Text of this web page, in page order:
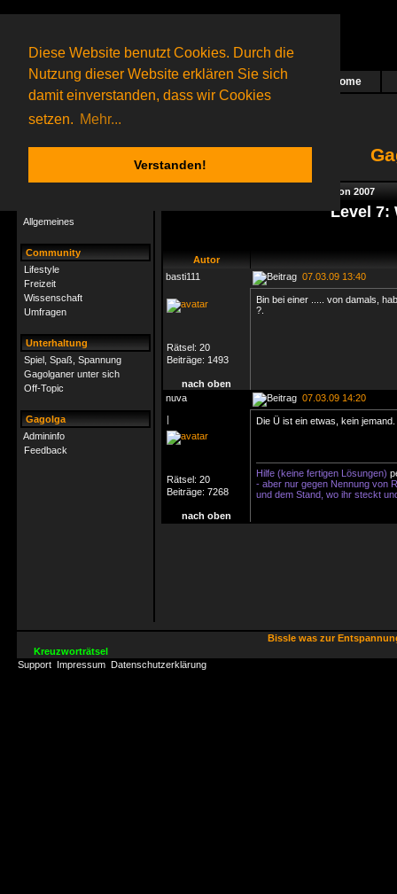
Diese Website benutzt Cookies. Durch die
Nutzung dieser Website erklären Sie sich
damit einverstanden, dass wir Cookies
setzen. Mehr...
Verstanden!
Das nächste Rätsel ist in Arbeit Home
36 Gagolganeronline(0 registrierte und 36 Gäste)
Gagolganer:
9732Rätsel online:
Allgemeines
Community
Lifestyle
Freizeit
Wissenschaft
Umfragen
Unterhaltung
Spiel, Spaß, Spannung
Gagolganer unter sich
Off-Topic
Gagolga
Admininfo
Feedback
Herbstmarathon 2007
Level 7:
Autor
basti111
07.03.09 13:40
Rätsel: 20
Beiträge: 1493
Bin bei einer ..... von damals,
?.
nach oben
nuva
07.03.09 14:20
|
Rätsel: 20
Beiträge: 7268
Die Ü ist ein etwas, kein jemand.
Hilfe (keine fertigen Lösungen)
- aber nur gegen Nennung von
und dem Stand, wo ihr steckt
nach oben
Bissle was zur
Kreuzworträtsel
Support Impressum Datenschutzerklärung